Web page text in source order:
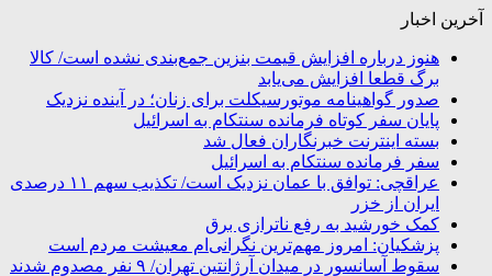
آخرین اخبار
هنوز درباره افزایش قیمت بنزین جمع‌بندی نشده است/ کالا
برگ قطعا افزایش می‌یابد
صدور گواهینامه موتورسیکلت برای زنان؛ در آینده نزدیک
پایان سفر کوتاه فرمانده سنتکام به اسرائیل
بسته اینترنت خبرنگاران فعال شد
سفر فرمانده سنتکام به اسرائیل
عراقچی: توافق با عمان نزدیک است/ تکذیب سهم ۱۱ درصدی
ایران از خزر
کمک خورشید به رفع ناترازی برق
پزشکیان: امروز مهم‌ترین نگرانی‌ام معیشت مردم است
سقوط آسانسور در میدان آرژانتین تهران/ ۹ نفر مصدوم شدند